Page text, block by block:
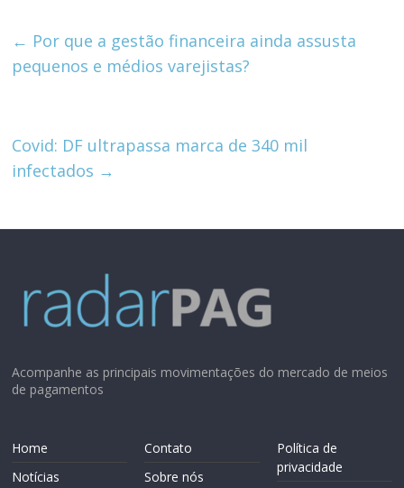
s
A
p
e
dI
l
ai
l
← Por que a gestão financeira ainda assusta
pequenos e médios varejistas?
Covid: DF ultrapassa marca de 340 mil
infectados →
Acompanhe as principais movimentações do mercado de meios
de pagamentos
Home
Notícias
Contato
Sobre nós
Política de
privacidade